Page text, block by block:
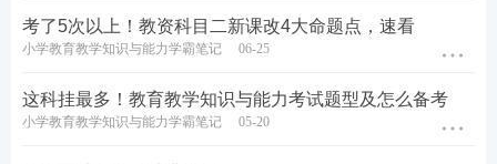
考了5次以上！教资科目二新课改4大命题点，速看
小学教育教学知识与能力学霸笔记 06-25
这科挂最多！教育教学知识与能力考试题型及怎么备考
小学教育教学知识与能力学霸笔记 05-20